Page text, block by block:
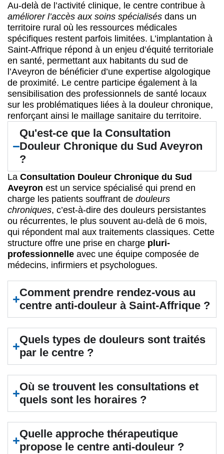
Au-delà de l’activité clinique, le centre contribue à
améliorer l’accès aux soins spécialisés dans un
territoire rural où les ressources médicales
spécifiques restent parfois limitées. L’implantation à
Saint-Affrique répond à un enjeu d’équité territoriale
en santé, permettant aux habitants du sud de
l’Aveyron de bénéficier d’une expertise algologique
de proximité. Le centre participe également à la
sensibilisation des professionnels de santé locaux
sur les problématiques liées à la douleur chronique,
renforçant ainsi le maillage sanitaire du territoire.
Qu'est-ce que la Consultation
Douleur Chronique du Sud Aveyron
?
La Consultation Douleur Chronique du Sud
Aveyron est un service spécialisé qui prend en
charge les patients souffrant de douleurs
chroniques, c’est-à-dire des douleurs persistantes
ou récurrentes, le plus souvent au-delà de 6 mois,
qui répondent mal aux traitements classiques. Cette
structure offre une prise en charge pluri-
professionnelle avec une équipe composée de
médecins, infirmiers et psychologues.
Comment prendre rendez-vous au
centre anti-douleur à Saint-Affrique ?
Quels types de douleurs sont traités
par le centre ?
Où se trouvent les consultations et
quels sont les horaires ?
Quelle approche thérapeutique
propose le centre anti-douleur ?